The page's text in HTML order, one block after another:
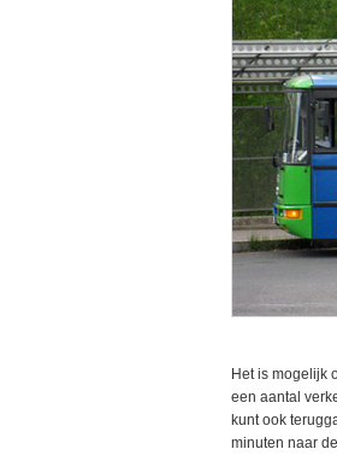
Het is mogelijk
een aantal
kunt ook
minuten naar